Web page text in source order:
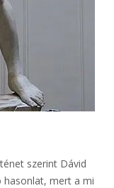
szerint Dávid
hasonlat, mert a mi